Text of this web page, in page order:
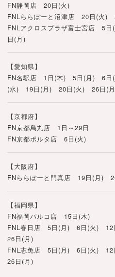
FN静岡店 20日(火)
FNLららぽーと沼津店 20日(火)
FNLアクロスプラザ富士宮店
日(月)
【愛知県】
FN名駅店 1日(木) 5日(月) 6
(水) 19日(月) 20日(火) 26日(
【京都府】
FN京都烏丸店 1日～29日
FN京都ポルタ店 6日(火)
【大阪府】
FNららぽーと門真店 19日(月)
【福岡県】
FN福岡パルコ店 15日(木)
FNL春日店 5日(月) 6日(火)
26日(月)
FNL志免店 5日(月) 6日(火)
26日(月)